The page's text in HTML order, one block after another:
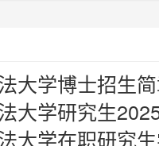
大学博士招生
大学研究生
大学在职研究